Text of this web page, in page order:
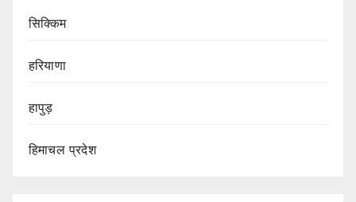
सिक्किम
हरियाणा
हापुड़
हिमाचल प्रदेश